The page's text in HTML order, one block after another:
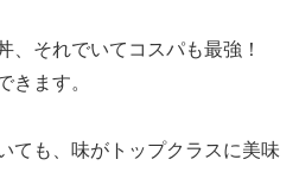
、それでいてコスパも最強！
きます。
ても、味がトップクラスに美味